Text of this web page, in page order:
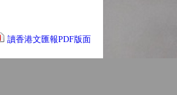
讀香港文匯報PDF版面